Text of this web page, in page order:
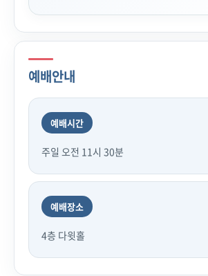
예배안내
예배시간
주일 오전 11시 30분
예배장소
4층 다윗홀